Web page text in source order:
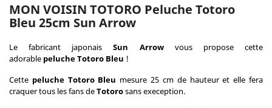
MON VOISIN TOTORO Peluche Totoro
Bleu 25cm Sun Arrow
Le fabricant japonais Sun Arrowvous propose cette
adorable peluche Totoro Bleu !
Cette peluche Totoro Bleu mesure 25 cm de hauteur et elle fera
craquer tous les fans deTotorosans exeception.